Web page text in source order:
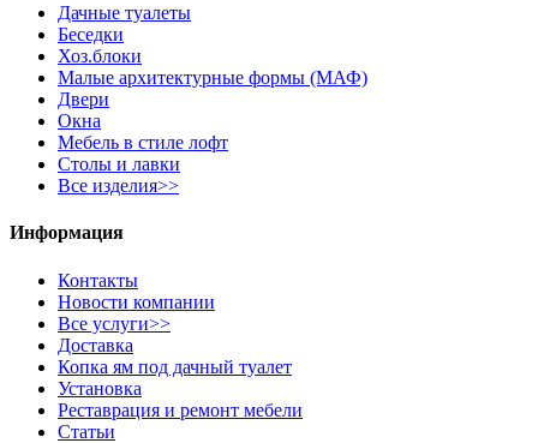
Дачные туалеты
Беседки
Хоз.блоки
Малые архитектурные формы (МАФ)
Двери
Окна
Мебель в стиле лофт
Столы и лавки
Все изделия>>
Информация
Контакты
Новости компании
Все услуги>>
Доставка
Копка ям под дачный туалет
Установка
Реставрация и ремонт мебели
Статьи